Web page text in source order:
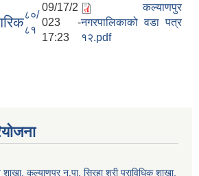
८०/
८१
09/17/2
023 -
17:23
कल्याणपुर
नगरपालिकाको वडा पत्र
१२.pdf
कल्याणपुर न.पा. सिरहा श्री प्राविधिक शाखा,